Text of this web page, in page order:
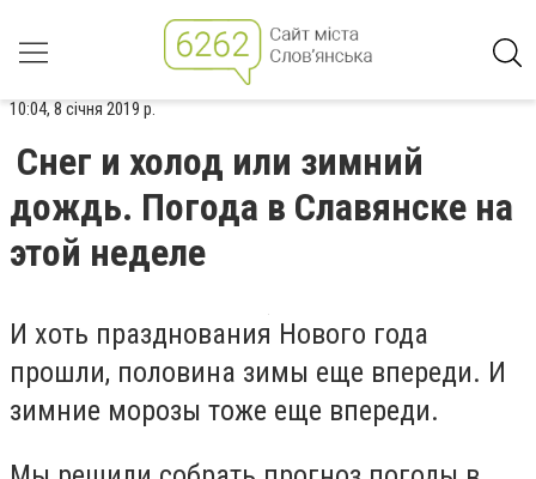
10:04, 8 січня 2019 р.
Снег и холод или зимний
дождь. Погода в Славянске на
этой неделе
И хоть празднования Нового года
прошли, половина зимы еще впереди. И
зимние морозы тоже еще впереди.